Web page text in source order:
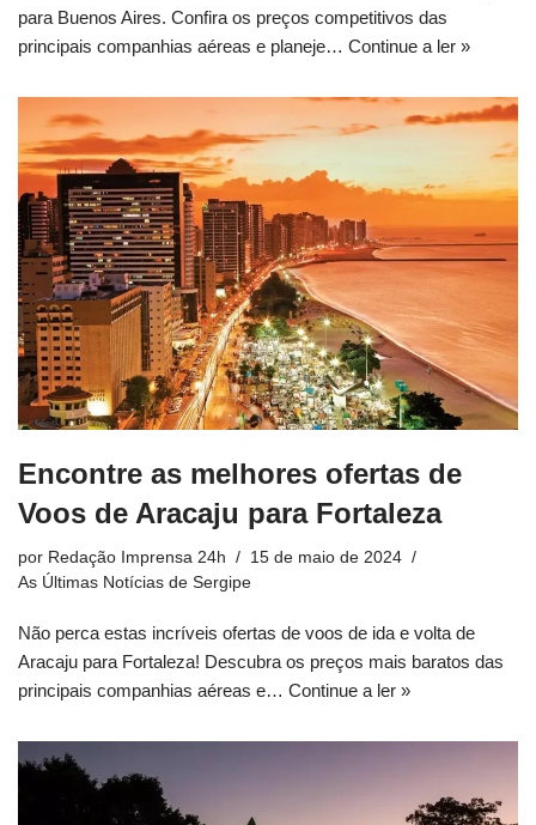
para Buenos Aires. Confira os preços competitivos das
principais companhias aéreas e planeje… Continue a ler »
Encontre as melhores ofertas de
Voos de Aracaju para Fortaleza
por Redação Imprensa 24h
15 de maio de 2024
As Últimas Notícias de Sergipe
Não perca estas incríveis ofertas de voos de ida e volta de
Aracaju para Fortaleza! Descubra os preços mais baratos das
principais companhias aéreas e… Continue a ler »